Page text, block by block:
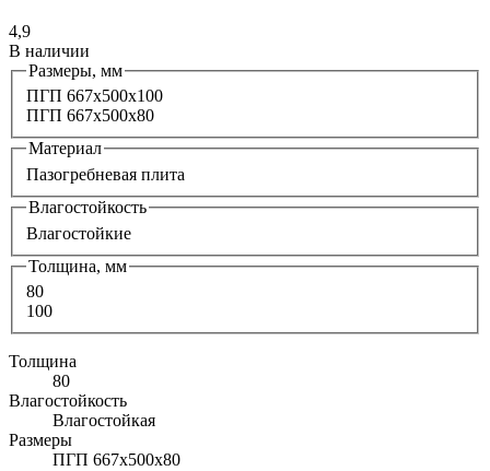
4,9
В наличии
Размеры, мм
ПГП 667х500х100
ПГП 667x500x80
Материал
Пазогребневая плита
Влагостойкость
Влагостойкие
Толщина, мм
80
100
Толщина
80
Влагостойкость
Влагостойкая
Размеры
ПГП 667х500х80